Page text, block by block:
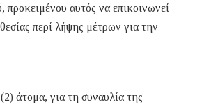
αυτός να επικοινωνεί
περί λήψης μέτρων για την
άτομα, για τη συναυλία της